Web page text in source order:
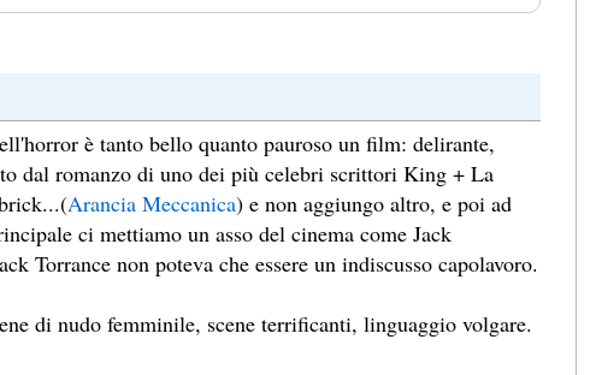
è tanto bello quanto pauroso un film: delirante,
dal romanzo di uno dei più celebri scrittori King + La
Arancia Meccanica) e non aggiungo altro, e poi ad
ci mettiamo un asso del cinema come Jack
Torrance non poteva che essere un indiscusso capolavoro.
di nudo femminile, scene terrificanti, linguaggio volgare.